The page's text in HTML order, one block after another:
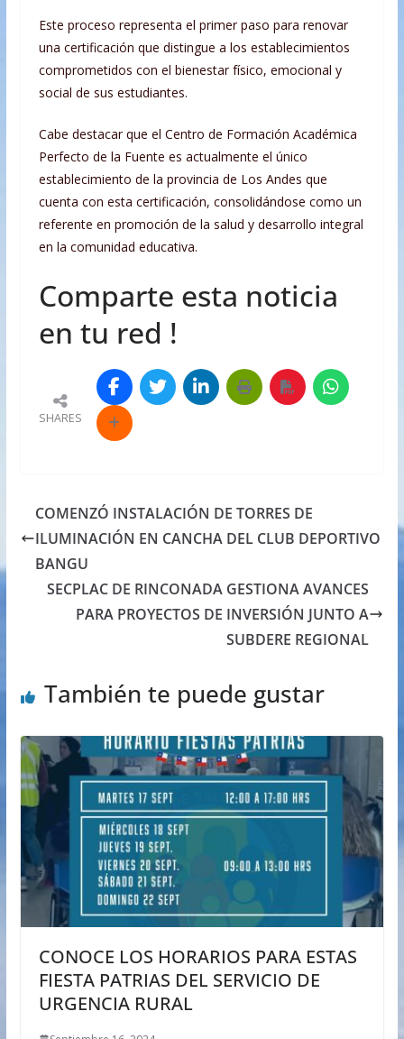
Este proceso representa el primer paso para renovar
una certificación que distingue a los establecimientos
comprometidos con el bienestar físico, emocional y
social de sus estudiantes.
Cabe destacar que el Centro de Formación Académica
Perfecto de la Fuente es actualmente el único
establecimiento de la provincia de Los Andes que
cuenta con esta certificación, consolidándose como un
referente en promoción de la salud y desarrollo integral
en la comunidad educativa.
Comparte esta noticia
en tu red !
SHARES
COMENZÓ INSTALACIÓN DE TORRES DE
ILUMINACIÓN EN CANCHA DEL CLUB DEPORTIVO
BANGU
SECPLAC DE RINCONADA GESTIONA AVANCES
PARA PROYECTOS DE INVERSIÓN JUNTO A
SUBDERE REGIONAL
También te puede gustar
CONOCE LOS HORARIOS PARA ESTAS
FIESTA PATRIAS DEL SERVICIO DE
URGENCIA RURAL